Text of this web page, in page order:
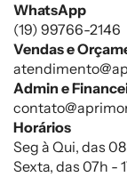
WhatsApp
(19) 99766-2146
Vendas e
Admin e
Horários
Seg à Qui, das
Sexta, das 07h -